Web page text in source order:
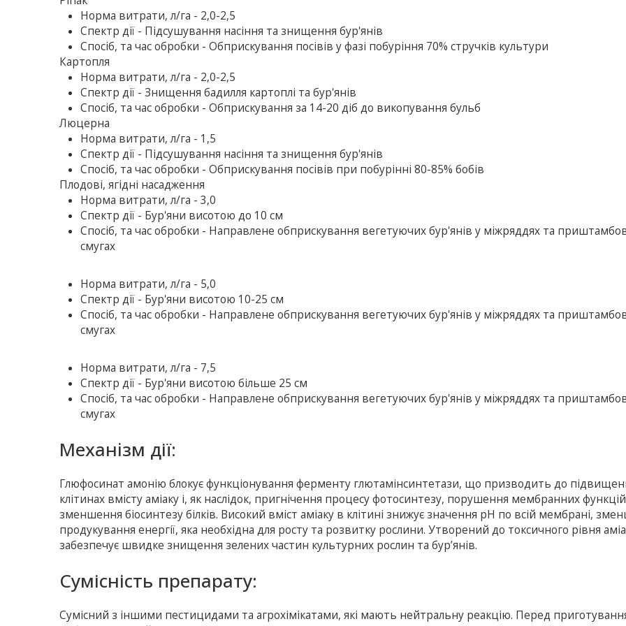
Норма витрати, л/га - 2,0-2,5
Спектр дії - Підсушування насіння та знищення бур'янів
Спосіб, та час обробки - Обприскування посівів у фазі побуріння 70% стручків культури
Картопля
Норма витрати, л/га - 2,0-2,5
Спектр дії - Знищення бадилля картоплі та бур'янів
Спосіб, та час обробки - Обприскування за 14-20 діб до викопування бульб
Люцерна
Норма витрати, л/га - 1,5
Спектр дії - Підсушування насіння та знищення бур'янів
Спосіб, та час обробки - Обприскування посівів при побурінні 80-85% бобів
Плодові, ягідні насадження
Норма витрати, л/га - 3,0
Спектр дії - Бур'яни висотою до 10 см
Спосіб, та час обробки - Направлене обприскування вегетуючих бур'янів у міжряддях та
смугах
Норма витрати, л/га - 5,0
Спектр дії - Бур'яни висотою 10-25 см
Спосіб, та час обробки - Направлене обприскування вегетуючих бур'янів у міжряддях та
смугах
Норма витрати, л/га - 7,5
Спектр дії - Бур'яни висотою більше 25 см
Спосіб, та час обробки - Направлене обприскування вегетуючих бур'янів у міжряддях та
смугах
Механiзм дії:
Глюфосинат амонію блокує функціонування ферменту глютамінсинтетази, що призводить до
клітинах вмісту аміаку і, як наслідок, пригнічення процесу фотосинтезу, порушення мембранних
зменшення біосинтезу білків. Високий вміст аміаку в клітині знижує значення рН по всій мембрані,
продукування енергії, яка необхідна для росту та розвитку рослини. Утворений до токсичного рівня
забезпечує швидке знищення зелених частин культурних рослин та бур’янів.
Сумісність препарату:
Сумісний з іншими пестицидами та агрохімікатами, які мають нейтральну реакцію. Перед